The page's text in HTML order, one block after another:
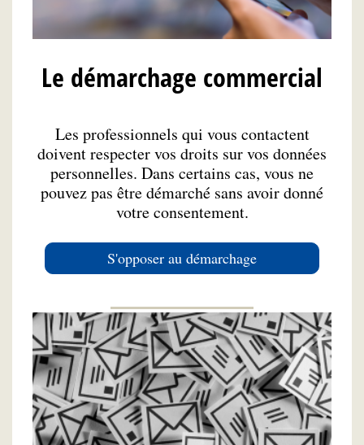
Le démarchage commercial
Les professionnels qui vous contactent
doivent respecter vos droits sur vos données
personnelles. Dans certains cas, vous ne
pouvez pas être démarché sans avoir donné
votre consentement.
S'opposer au démarchage